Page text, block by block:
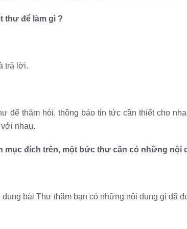
thư để làm gì ?
trả lời.
để thăm hỏi, thông báo tin tức cần thiết cho
với nhau.
mục đích trên, một bức thư cần có những nội
bài Thư thăm bạn có những nội dung gì đã